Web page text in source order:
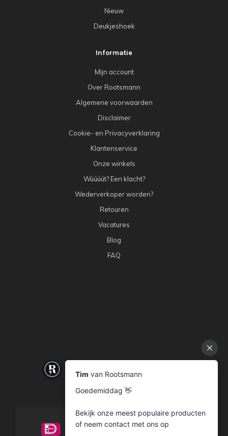
Nieuw
Deukjeshoek
Informatie
Mijn account
Over Rootsmann
Algemene voorwaarden
Disclaimer
Cookie- en Privacyverklaring
Klantenservice
Onze winkels
Wúúúút? Een klacht?
Wederverkoper worden?
Retouren
Vacatures
Blog
FAQ